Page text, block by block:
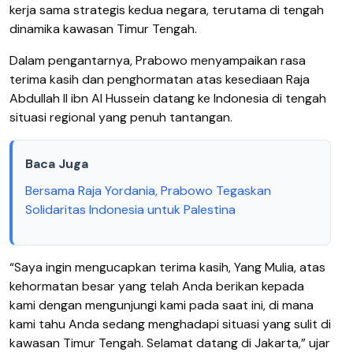
kerja sama strategis kedua negara, terutama di tengah
dinamika kawasan Timur Tengah.
Dalam pengantarnya, Prabowo menyampaikan rasa
terima kasih dan penghormatan atas kesediaan Raja
Abdullah II ibn Al Hussein datang ke Indonesia di tengah
situasi regional yang penuh tantangan.
Baca Juga
Bersama Raja Yordania, Prabowo Tegaskan
Solidaritas Indonesia untuk Palestina
“Saya ingin mengucapkan terima kasih, Yang Mulia, atas
kehormatan besar yang telah Anda berikan kepada
kami dengan mengunjungi kami pada saat ini, di mana
kami tahu Anda sedang menghadapi situasi yang sulit di
kawasan Timur Tengah. Selamat datang di Jakarta,” ujar